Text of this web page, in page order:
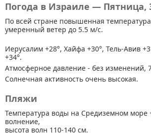
Погода в Израиле — Пятница,
По всей стране повышенная
умеренный ветер до 5.5 м/с.
Иерусалим +28°, Хайфа +30°, Тель-Авив
+34°.
Атмосферное давление - без изменений,
Солнечная активность очень высокая.
Пляжи
Температура воды на Средиземном море
волнение,
высота волн 110-140 см.